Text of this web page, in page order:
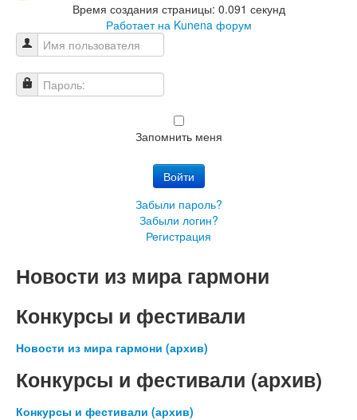
Время создания страницы: 0.091 секунд
Работает на Kunena форум
Имя пользователя
Пароль:
Запомнить меня
Войти
Забыли пароль?
Забыли логин?
Регистрация
Новости из мира гармони
Конкурсы и фестивали
Новости из мира гармони (архив)
Конкурсы и фестивали (архив)
Конкурсы и фестивали (архив)